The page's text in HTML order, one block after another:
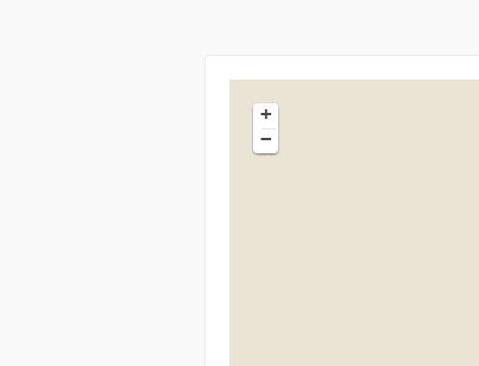
+
−